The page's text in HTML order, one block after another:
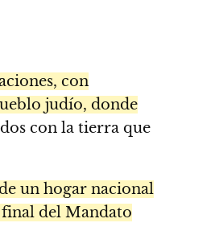
con
judío, donde
con la tierra que
un hogar nacional
del Mandato